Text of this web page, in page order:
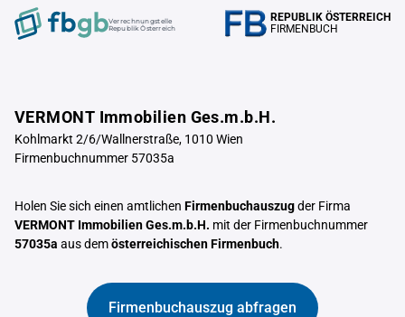
Verrechnungstelle
Republik Österreich
REPUBLIK ÖSTERREICH
FIRMENBUCH
VERMONT Immobilien Ges.m.b.H.
Kohlmarkt 2/6/Wallnerstraße, 1010 Wien
Firmenbuchnummer 57035a
Holen Sie sich einen amtlichen Firmenbuchauszugder Firma
VERMONT Immobilien Ges.m.b.H. mit der Firmenbuchnummer
57035a aus demösterreichischen Firmenbuch.
Firmenbuchauszug abfragen